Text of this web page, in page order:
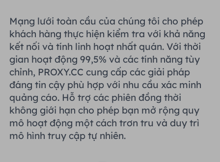
Mạng lưới toàn cầu của chúng tôi cho phép
khách hàng thực hiện kiểm tra với khả năng
kết nối và tính linh hoạt nhất quán. Với thời
gian hoạt động 99,5% và các tính năng tùy
chỉnh, PROXY.CC cung cấp các giải pháp
đáng tin cậy phù hợp với nhu cầu xác minh
quảng cáo. Hỗ trợ các phiên đồng thời
không giới hạn cho phép bạn mở rộng quy
mô hoạt động một cách trơn tru và duy trì
mô hình truy cập tự nhiên.